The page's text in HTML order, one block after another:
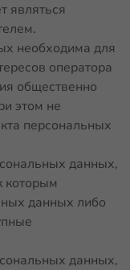
являться
необходима для
оператора
общественно
этом не
персональных
данных,
которым
данных либо
данных,